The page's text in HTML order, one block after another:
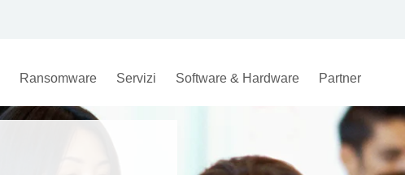
Ransomware Servizi Software & Hardware Partner